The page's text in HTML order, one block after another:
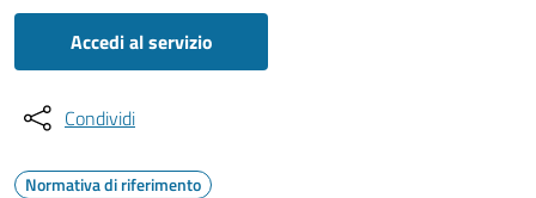
Accedi al servizio
Condividi
Normativa di riferimento